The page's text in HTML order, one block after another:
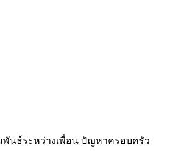
พันธ์ระหว่างเพื่อน ปัญหาครอบครัว